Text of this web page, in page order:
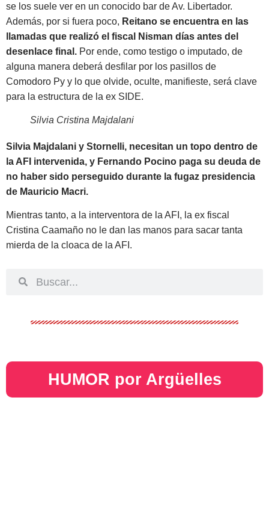
se los suele ver en un conocido bar de Av. Libertador.
Además, por si fuera poco, Reitano se encuentra en las
llamadas que realizó el fiscal Nisman días antes del
desenlace final. Por ende, como testigo o imputado, de
alguna manera deberá desfilar por los pasillos de
Comodoro Py y lo que olvide, oculte, manifieste, será clave
para la estructura de la ex SIDE.
Silvia Cristina Majdalani
Silvia Majdalani y Stornelli, necesitan un topo dentro de
la AFI intervenida, y Fernando Pocino paga su deuda de
no haber sido perseguido durante la fugaz presidencia
de Mauricio Macri.
Mientras tanto, a la interventora de la AFI, la ex fiscal
Cristina Caamaño no le dan las manos para sacar tanta
mierda de la cloaca de la AFI.
HUMOR por Argüelles​